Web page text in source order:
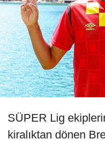
SÜPER Lig
kiralıktan dönen